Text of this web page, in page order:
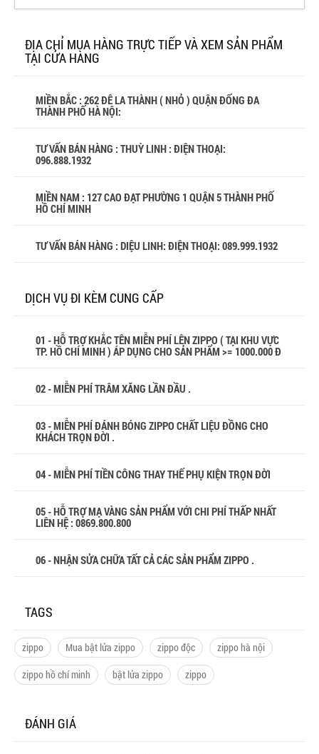
ĐỊA CHỈ MUA HÀNG TRỰC TIẾP VÀ XEM SẢN PHẨM
TẠI CỬA HÀNG
MIỀN BẮC : 262 ĐÊ LA THÀNH ( NHỎ ) QUẬN ĐỐNG ĐA
THÀNH PHỐ HÀ NỘI:
TƯ VẤN BÁN HÀNG : THUỲ LINH : ĐIỆN THOẠI:
096.888.1932
MIỀN NAM : 127 CAO ĐẠT PHƯỜNG 1 QUẬN 5 THÀNH PHỐ
HỒ CHÍ MINH
TƯ VẤN BÁN HÀNG : DIỆU LINH: ĐIỆN THOẠI: 089.999.1932
DỊCH VỤ ĐI KÈM CUNG CẤP
01 - HỖ TRỢ KHẮC TÊN MIỄN PHÍ LÊN ZIPPO ( TẠI KHU VỰC
TP. HỒ CHÍ MINH ) ÁP DỤNG CHO SẢN PHẨM >= 1000.000 Đ
02 - MIỄN PHÍ TRÂM XĂNG LẦN ĐẦU .
03 - MIỄN PHÍ ĐÁNH BÓNG ZIPPO CHẤT LIỆU ĐỒNG CHO
KHÁCH TRỌN ĐỜI .
04 - MIỄN PHÍ TIỀN CÔNG THAY THẾ PHỤ KIỆN TRỌN ĐỜI
05 - HỖ TRỢ MẠ VÀNG SẢN PHẨM VỚI CHI PHÍ THẤP NHẤT
LIÊN HỆ : 0869.800.800
06 - NHẬN SỬA CHỮA TẤT CẢ CÁC SẢN PHẨM ZIPPO .
TAGS
zippo Mua bật lửa zippo zippo độc
zippo hà nội
zippo hồ chí minh
bật lửa zippo zippo
ĐÁNH GIÁ